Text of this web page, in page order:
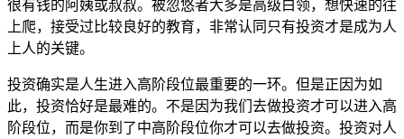
很有钱的阿姨或叔叔。被忽悠者大多是高级白领，想快速的往
上爬，接受过比较良好的教育，非常认同只有投资才是成为人
上人的关键。
投资确实是人生进入高阶段位最重要的一环。但是正因为如
此，投资恰好是最难的。不是因为我们去做投资才可以进入高
阶段位，而是你到了中高阶段位你才可以去做投资。投资对人